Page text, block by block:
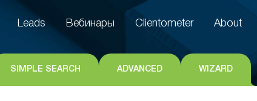
Clientometer
Leads Вебинары Clientometer About
SIMPLE SEARCH ADVANCED WIZARD